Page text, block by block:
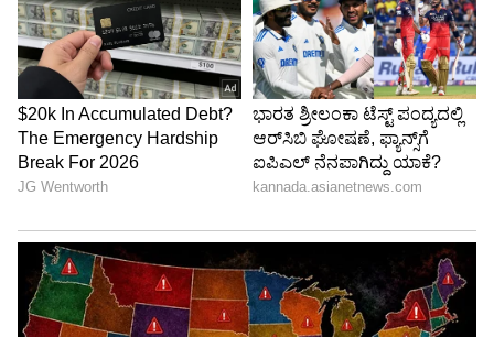
ತುಮಕೂರು - 89.25
ಉಡುಪಿ - 88.40
ಉತ್ತರ ಕನ್ನಡ - 89.87
ಯಾದಗಿರಿ - 89.32